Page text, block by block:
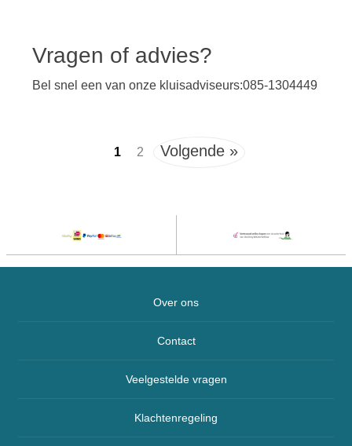
Vragen of advies?
Bel snel een van onze kluisadviseurs:085-1304449
1 2 Volgende »
Over ons
Contact
Veelgestelde vragen
Klachtenregeling